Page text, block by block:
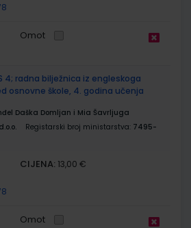
Omot
4; radna bilježnica iz engleskoga
osnovne škole, 4. godina učenja
Daška Domljan i Mia Šavrljuga
Registarski broj ministarstva: 7495-
CIJENA: 13,00 €
Omot